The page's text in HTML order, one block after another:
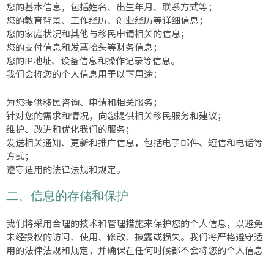
您的基本信息，包括姓名、出生年月、联系方式等；
您的教育背景、工作经历、创业经历等详细信息；
您的家庭状况和其他与移民申请相关的信息；
您的支付信息和发票抬头等财务信息；
您的IP地址、设备信息和操作记录等信息。
我们会将您的个人信息用于以下用途：
为您提供移民咨询、申请和相关服务；
针对您的需求和情况，向您提供相关移民服务和建议；
维护、改进和优化我们的服务；
发送相关通知、更新和推广信息，包括电子邮件、短信和电话等
方式；
遵守适用的法律法规和规定。
二、信息的存储和保护
我们将采用合理的技术和管理措施来保护您的个人信息，以避免
未经授权的访问、使用、修改、披露或损失。我们将严格遵守适
用的法律法规和规定，并确保在任何时候都不会将您的个人信息